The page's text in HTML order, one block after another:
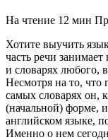
На чтение 12 мин
Хотите выучить
часть речи
и словарях любого,
Несмотря на то, что
самых словарях он,
(начальной) форме,
английском языке,
Именно о нем